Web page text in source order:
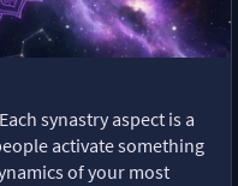
synastry aspect is a
activate something
of your most